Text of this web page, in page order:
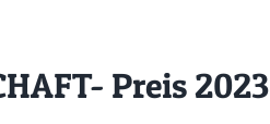
Preis 2023